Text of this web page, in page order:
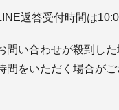
返答受付時間は
問い合わせが殺到し
間をいただく場合がご